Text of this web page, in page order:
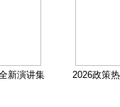
新演讲集 2026政策